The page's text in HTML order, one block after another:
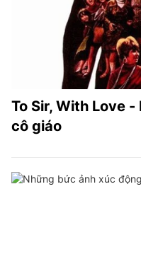
To Sir, With Love
cô giáo